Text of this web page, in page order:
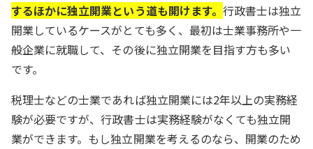
するほかに独立開業という道も開けます。 行政書士は独立
開業しているケースがとても多く、最初は士業事務所や一
般企業に就職して、その後に独立開業を目指す方も多い
です。
税理士などの士業であれば独立開業には2年以上の実務経
験が必要ですが、行政書士は実務経験がなくても独立開
業ができます。もし独立開業を考えるのなら、開業のため